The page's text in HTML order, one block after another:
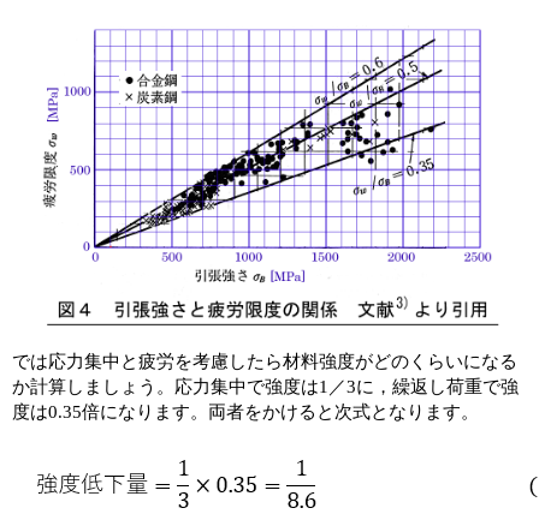
では応力集中と疲労を考慮したら材料強度がどのくらいになる
か計算しましょう。応力集中で強度は1／3に，繰返し荷重で強
度は0.35倍になります。両者をかけると次式となります。